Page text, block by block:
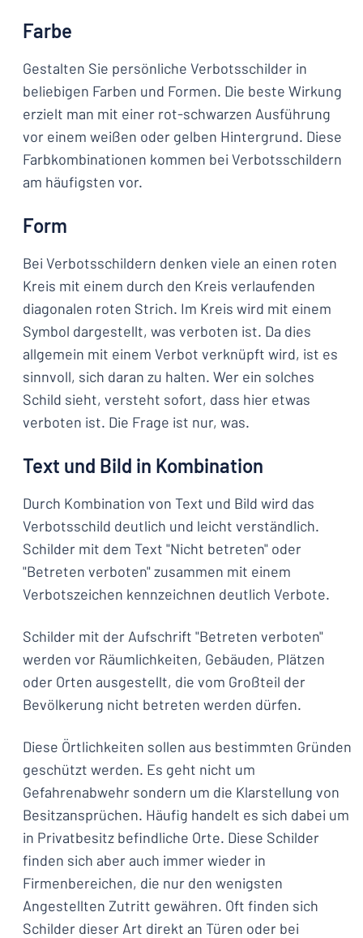
Farbe
Gestalten Sie persönliche Verbotsschilder in
beliebigen Farben und Formen. Die beste Wirkung
erzielt man mit einer rot-schwarzen Ausführung
vor einem weißen oder gelben Hintergrund. Diese
Farbkombinationen kommen bei Verbotsschildern
am häufigsten vor.
Form
Bei Verbotsschildern denken viele an einen roten
Kreis mit einem durch den Kreis verlaufenden
diagonalen roten Strich. Im Kreis wird mit einem
Symbol dargestellt, was verboten ist. Da dies
allgemein mit einem Verbot verknüpft wird, ist es
sinnvoll, sich daran zu halten. Wer ein solches
Schild sieht, versteht sofort, dass hier etwas
verboten ist. Die Frage ist nur, was.
Text und Bild in Kombination
Durch Kombination von Text und Bild wird das
Verbotsschild deutlich und leicht verständlich.
Schilder mit dem Text "Nicht betreten" oder
"Betreten verboten" zusammen mit einem
Verbotszeichen kennzeichnen deutlich Verbote.
Schilder mit der Aufschrift "Betreten verboten"
werden vor Räumlichkeiten, Gebäuden, Plätzen
oder Orten ausgestellt, die vom Großteil der
Bevölkerung nicht betreten werden dürfen.
Diese Örtlichkeiten sollen aus bestimmten Gründen
geschützt werden. Es geht nicht um
Gefahrenabwehr sondern um die Klarstellung von
Besitzansprüchen. Häufig handelt es sich dabei um
in Privatbesitz befindliche Orte. Diese Schilder
finden sich aber auch immer wieder in
Firmenbereichen, die nur den wenigsten
Angestellten Zutritt gewähren. Oft finden sich
Schilder dieser Art direkt an Türen oder bei